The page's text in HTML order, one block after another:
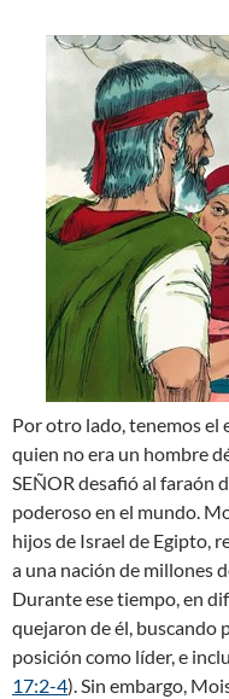
Por otro lado, tenemos el
quien no era un hombre
SEÑOR desafió al faraón
poderoso en el mundo.
hijos de Israel de Egipto,
a una nación de millones
Durante ese tiempo, en
quejaron de él, buscando
posición como líder, e
17:2-4). Sin embargo,